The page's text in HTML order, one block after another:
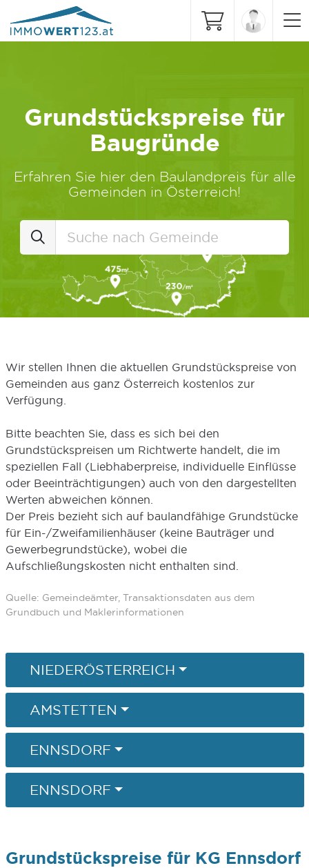
Grundstückspreise für
Baugründe
Erfahren Sie hier den Baulandpreis für alle
Gemeinden in Österreich!
Wir stellen Ihnen die aktuellen Grundstückspreise von
Gemeinden aus ganz Österreich kostenlos zur
Verfügung.
Bitte beachten Sie, dass es sich bei den
Grundstückspreisen um Richtwerte handelt, die im
speziellen Fall (Liebhaberpreise, individuelle Einflüsse
oder Beeinträchtigungen) auch von den dargestellten
Werten abweichen können.
Der Preis bezieht sich auf baulandfähige Grundstücke
für Ein-/Zweifamilienhäuser (keine Bauträger und
Gewerbegrundstücke), wobei die
Aufschließungskosten nicht enthalten sind.
Quelle: Gemeindeämter, Transaktionsdaten aus dem
Grundbuch und Maklerinformationen
NIEDERÖSTERREICH
AMSTETTEN
ENNSDORF
ENNSDORF
Grundstückspreise für KG Ennsdorf